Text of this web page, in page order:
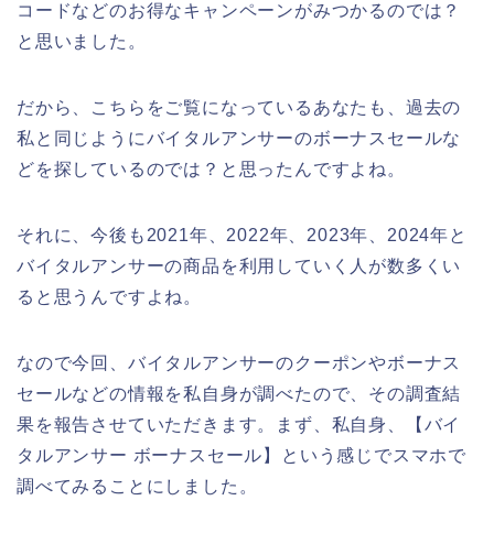
コードなどのお得なキャンペーンがみつかるのでは？
と思いました。
だから、こちらをご覧になっているあなたも、過去の
私と同じようにバイタルアンサーのボーナスセールな
どを探しているのでは？と思ったんですよね。
それに、今後も2021年、2022年、2023年、2024年と
バイタルアンサーの商品を利用していく人が数多くい
ると思うんですよね。
なので今回、バイタルアンサーのクーポンやボーナス
セールなどの情報を私自身が調べたので、その調査結
果を報告させていただきます。まず、私自身、【バイ
タルアンサー ボーナスセール】という感じでスマホで
調べてみることにしました。